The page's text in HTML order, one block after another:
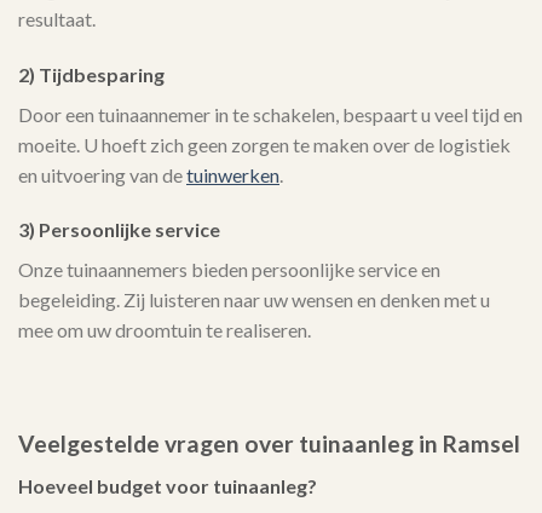
resultaat.
2) Tijdbesparing
Door een tuinaannemer in te schakelen, bespaart u veel tijd en
moeite. U hoeft zich geen zorgen te maken over de logistiek
en uitvoering van detuinwerken
3) Persoonlijke service
Onze tuinaannemers bieden persoonlijke service en
begeleiding. Zij luisteren naar uw wensen en denken met u
mee om uw droomtuin te realiseren.
Veelgestelde vragen over tuinaanleg in Ramsel
Hoeveel budget voor tuinaanleg?